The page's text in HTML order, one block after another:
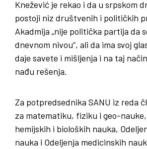
Knežević je rekao i da u srpskom
postoji niz društvenih i političkih
Akadmija „nije politička partija da
dnevnom nivou“, ali da ima svoj
daje savete i mišljenja i na taj
nađu rešenja.
Za potpredsednika SANU iz reda
za matematiku, fiziku i geo-
hemijskih i bioloških nauka,
nauka i Odeljenja medicinskih